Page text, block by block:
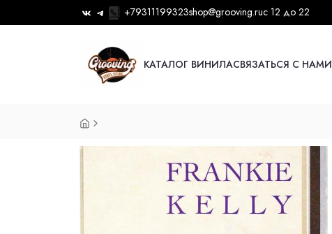
+79311199323shop@grooving.ruс 12 до 22
КАТАЛОГ ВИНИЛАСВЯЗАТЬСЯ С НАМИ